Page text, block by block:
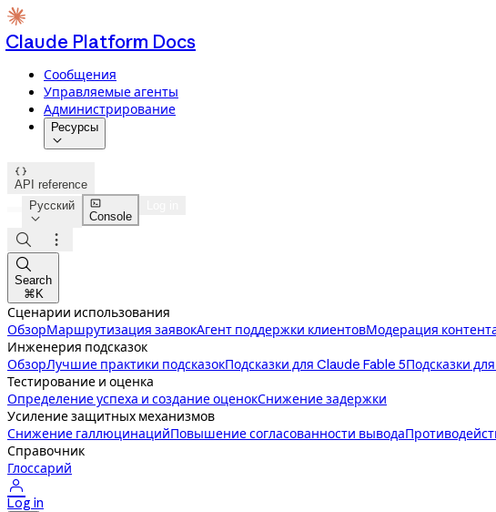
Claude Platform Docs
Сообщения
Управляемые агенты
Администрирование
Ресурсы


API reference
Русский


Console



Search
⌘K
Сценарии использования
ОбзорМаршрутизация заявокАгент поддержки клиентовМодерация
Инженерия подсказок
ОбзорЛучшие практики подсказокПодсказки для Claude Fable 5Подсказки
Тестирование и оценка
Определение успеха и создание оценокСнижение задержки
Усиление защитных механизмов
Снижение галлюцинацийПовышение согласованности вывода
Справочник
Глоссарий

Log in